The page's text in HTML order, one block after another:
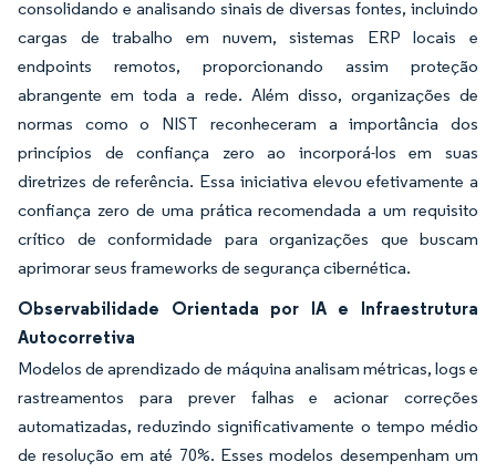
consolidando e analisando sinais de diversas fontes, incluindo
cargas de trabalho em nuvem, sistemas ERP locais e
endpoints remotos, proporcionando assim proteção
abrangente em toda a rede. Além disso, organizações de
normas como o NIST reconheceram a importância dos
princípios de confiança zero ao incorporá-los em suas
diretrizes de referência. Essa iniciativa elevou efetivamente a
confiança zero de uma prática recomendada a um requisito
crítico de conformidade para organizações que buscam
aprimorar seus frameworks de segurança cibernética.
Observabilidade Orientada por IA e Infraestrutura
Autocorretiva
Modelos de aprendizado de máquina analisam métricas, logs e
rastreamentos para prever falhas e acionar correções
automatizadas, reduzindo significativamente o tempo médio
de resolução em até 70%. Esses modelos desempenham um